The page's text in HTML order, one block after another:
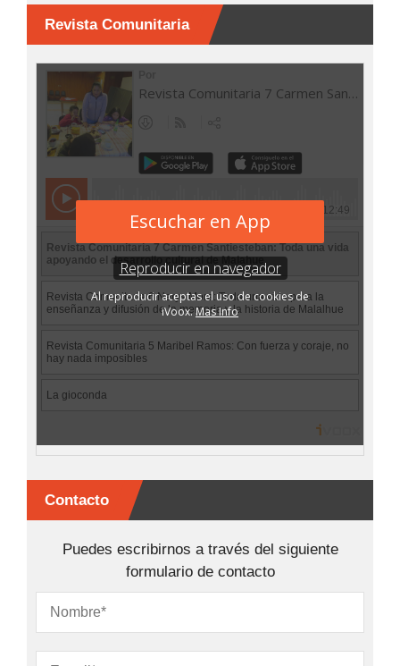
Revista Comunitaria
Contacto
Puedes escribirnos a través del siguiente
formulario de contacto